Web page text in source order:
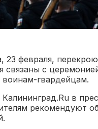
23 февраля,
связаны с
воинам-гвардейцам.
в
рекомендуют